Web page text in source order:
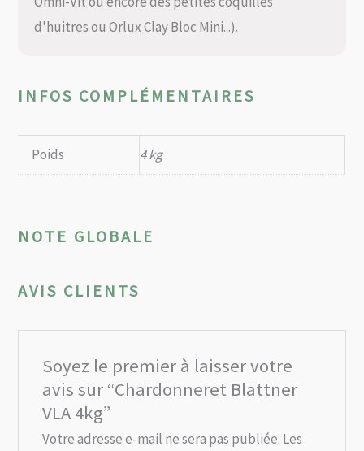
d'huitres ou Orlux Clay Bloc Mini...).
INFOS COMPLÉMENTAIRES
Poids 4 kg
NOTE GLOBALE
AVIS CLIENTS
Soyez le premier à laisser votre
avis sur “Chardonneret Blattner
VLA 4kg”
Votre adresse e-mail ne sera pas publiée. Les